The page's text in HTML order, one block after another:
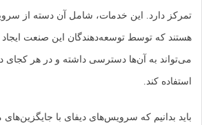
تمرکز دارد. این خدمات، شامل آن دسته از
هستند که توسط توسعه‌دهندگان این صنعت ایجاد
می‌تواند به آن‌ها دسترسی داشته و در هر کجای
استفاده کند.
باید بدانیم که سرویس‌های دیفای با جایگزین‌های